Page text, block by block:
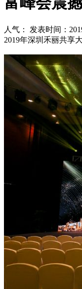
人气：
发表时间：
2019年深圳禾丽共享